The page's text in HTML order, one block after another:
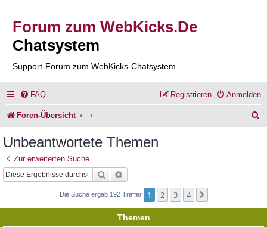
Forum zum WebKicks.De
Chatsystem
Support-Forum zum WebKicks-Chatsystem
FAQ Anmelden
Registrieren
Foren-Übersicht
Unbeantwortete Themen
Zur erweiterten Suche
Suche
Die Suche ergab 192 Treffer 1 2 3 4
Themen